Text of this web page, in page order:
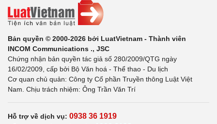
Bản quyền © 2000-2026 bởi LuatVietnam - Thành viên
INCOM Communications ., JSC
Chứng nhận bản quyền tác giả số 280/2009/QTG ngày
16/02/2009, cấp bởi Bộ Văn hoá - Thể thao - Du lịch
Cơ quan chủ quản: Công ty Cổ phần Truyền thông Luật Việt
Nam. Chịu trách nhiệm: Ông Trần Văn Trí
Hỗ trợ về dịch vụ: 0938 36 1919